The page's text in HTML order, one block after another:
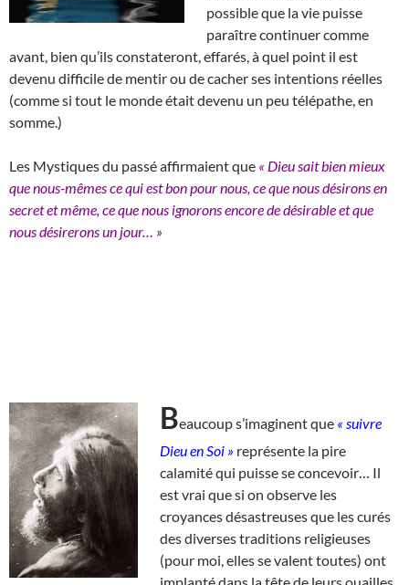
possible que la vie puisse
paraître continuer comme
avant, bien qu’ils constateront, effarés, à quel point il est
devenu difficile de mentir ou de cacher ses intentions réelles
(comme si tout le monde était devenu un peu télépathe, en
somme.)
Les Mystiques du passé affirmaient que « Dieu sait bien mieux
que nous-mêmes ce qui est bon pour nous, ce que nous désirons en
secret et même, ce que nous ignorons encore de désirable et que
nous désirerons un jour… »
Beaucoup s’imaginent que « suivre
Dieu en Soi » représente la pire
calamité qui puisse se concevoir… Il
est vrai que si on observe les
croyances désastreuses que les curés
des diverses traditions religieuses
(pour moi, elles se valent toutes) ont
implanté dans la tête de leurs ouailles,